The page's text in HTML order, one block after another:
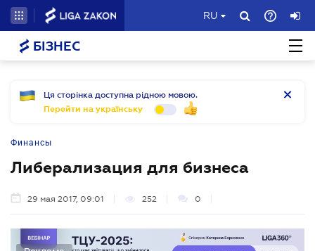
RU
БІЗНЕС
Ця сторінка доступна рідною мовою.
Перейти на українську
Финансы
Либерализация для бизнеса
29 мая 2017, 09:01 252 0